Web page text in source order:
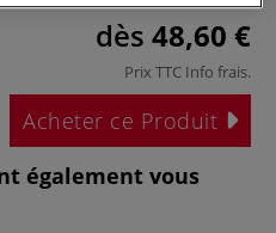
dès 48,60 €
Prix TTC Info frais.
Acheter ce Produit
également vous